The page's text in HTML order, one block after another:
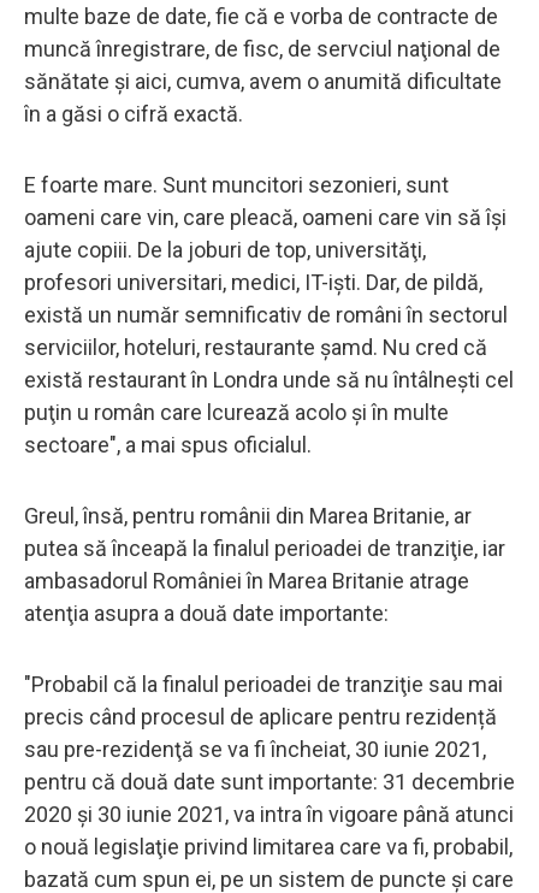
multe baze de date, fie că e vorba de contracte de
muncă înregistrare, de fisc, de servciul naţional de
sănătate şi aici, cumva, avem o anumită dificultate
în a găsi o cifră exactă.
E foarte mare. Sunt muncitori sezonieri, sunt
oameni care vin, care pleacă, oameni care vin să îşi
ajute copiii. De la joburi de top, universităţi,
profesori universitari, medici, IT-işti. Dar, de pildă,
există un număr semnificativ de români în sectorul
serviciilor, hoteluri, restaurante şamd. Nu cred că
există restaurant în Londra unde să nu întâlneşti cel
puţin u român care lcurează acolo şi în multe
sectoare", a mai spus oficialul.
Greul, însă, pentru românii din Marea Britanie, ar
putea să înceapă la finalul perioadei de tranziţie, iar
ambasadorul României în Marea Britanie atrage
atenţia asupra a două date importante:
"Probabil că la finalul perioadei de tranziţie sau mai
precis când procesul de aplicare pentru rezidență
sau pre-rezidenţă se va fi încheiat, 30 iunie 2021,
pentru că două date sunt importante: 31 decembrie
2020 şi 30 iunie 2021, va intra în vigoare până atunci
o nouă legislaţie privind limitarea care va fi, probabil,
bazată cum spun ei, pe un sistem de puncte şi care